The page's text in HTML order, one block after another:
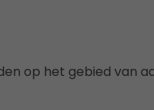
op het gebied van